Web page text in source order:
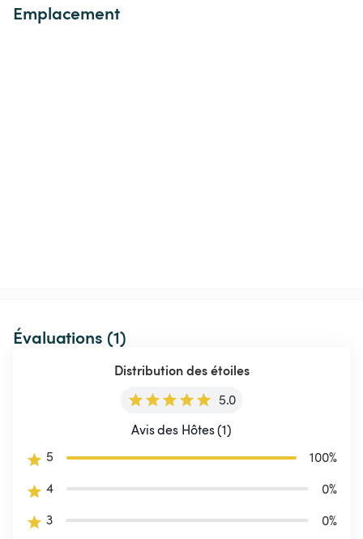
Emplacement
Évaluations (1)
Distribution des étoiles
5.0
Avis des Hôtes (1)
5
100%
4
0%
3
0%